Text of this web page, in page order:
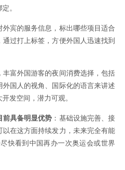
。
宾的服务信息，标出哪些项目适合
过打上标签，方便外国人迅速找到
丰富外国游客的夜间消费选择，包括
国人的视角、国际化的语言来讲述
发空间，潜力可观。
前具备明显优势 ：基础设施完善、接
在这方面持续发力，未来完全有能
快看到中国再办一次奥运会或世界